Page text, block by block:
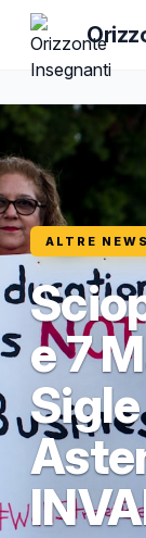
ALTRE NEWS
e 7